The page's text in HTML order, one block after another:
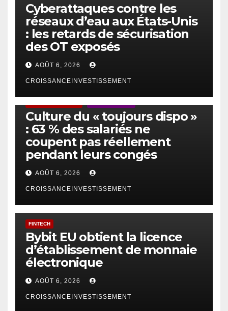
Cyberattaques contre les
réseaux d’eau aux États-Unis
: les retards de sécurisation
des OT exposés
AOÛT 6, 2026
CROISSANCEINVESTISSEMENT
Culture du « toujours dispo »
: 63 % des salariés ne
coupent pas réellement
pendant leurs congés
AOÛT 6, 2026
CROISSANCEINVESTISSEMENT
FINTECH
Bybit EU obtient la licence
d’établissement de monnaie
électronique
AOÛT 6, 2026
CROISSANCEINVESTISSEMENT